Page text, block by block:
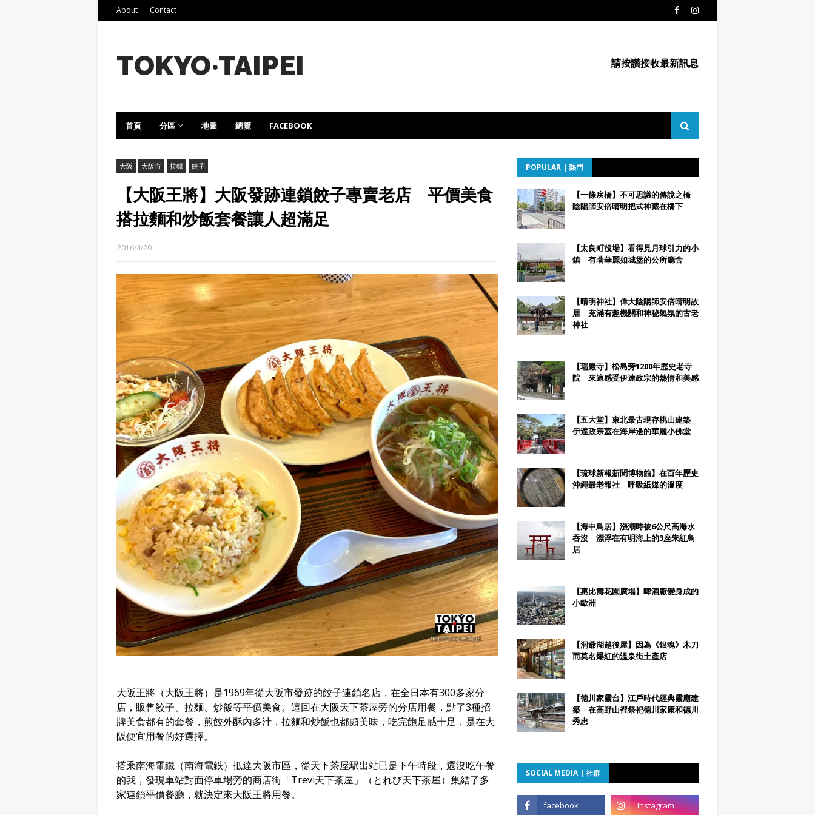
About Contact
TOKYO‧TAIPEI 請按讚接收最新訊息
首頁 分區 地圖 總覽 FACEBOOK
大阪 大阪市 拉麵 餃子
【大阪王將】大阪發跡連鎖餃子專賣老店 平價美食
搭拉麵和炒飯套餐讓人超滿足
2016/4/20
大阪王將（大阪王將）是1969年從大阪市發跡的餃子連鎖名店，在全日本有300多家分
店，販售餃子、拉麵、炒飯等平價美食。這回在大阪天下茶屋旁的分店用餐，點了3種招
牌美食都有的套餐，煎餃外酥內多汁，拉麵和炒飯也都頗美味，吃完飽足感十足，是在大
阪便宜用餐的好選擇。
搭乘南海電鐵（南海電鉄）抵達大阪市區，從天下茶屋駅出站已是下午時段，還沒吃午餐
的我，發現車站對面停車場旁的商店街「Trevi天下茶屋」（とれび天下茶屋）集結了多
家連鎖平價餐廳，就決定來大阪王將用餐。
POPULAR | 熱門
【一條戻橋】不可思議的傳說之橋
陰陽師安倍晴明把式神藏在橋下
【太良町役場】看得見月球引力的小
鎮 有著華麗如城堡的公所廳舍
【晴明神社】偉大陰陽師安倍晴明故
居 充滿有趣機關和神秘氣氛的古老
神社
【瑞巖寺】松島旁1200年歷史老寺
院 來這感受伊達政宗的熱情和美感
【五大堂】東北最古現存桃山建築
伊達政宗蓋在海岸邊的華麗小佛堂
【琉球新報新聞博物館】在百年歷史
沖繩最老報社 呼吸紙媒的溫度
【海中鳥居】漲潮時被6公尺高海水
吞沒 漂浮在有明海上的3座朱紅鳥
居
【惠比壽花園廣場】啤酒廠變身成的
小歐洲
【洞爺湖越後屋】因為《銀魂》木刀
而莫名爆紅的溫泉街土產店
【德川家靈台】江戶時代經典靈廟建
築 在高野山裡祭祀德川家康和德川
秀忠
SOCIAL MEDIA | 社群